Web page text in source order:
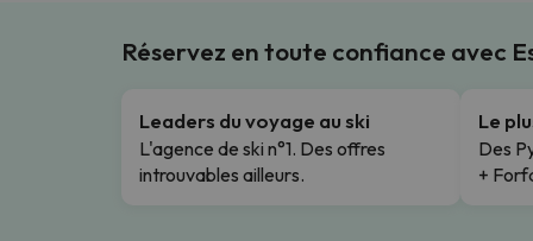
Réservez en toute confiance avec
Leaders du voyage au ski
L'agence de ski n°1. Des offres
introuvables ailleurs.
Le
Des
+